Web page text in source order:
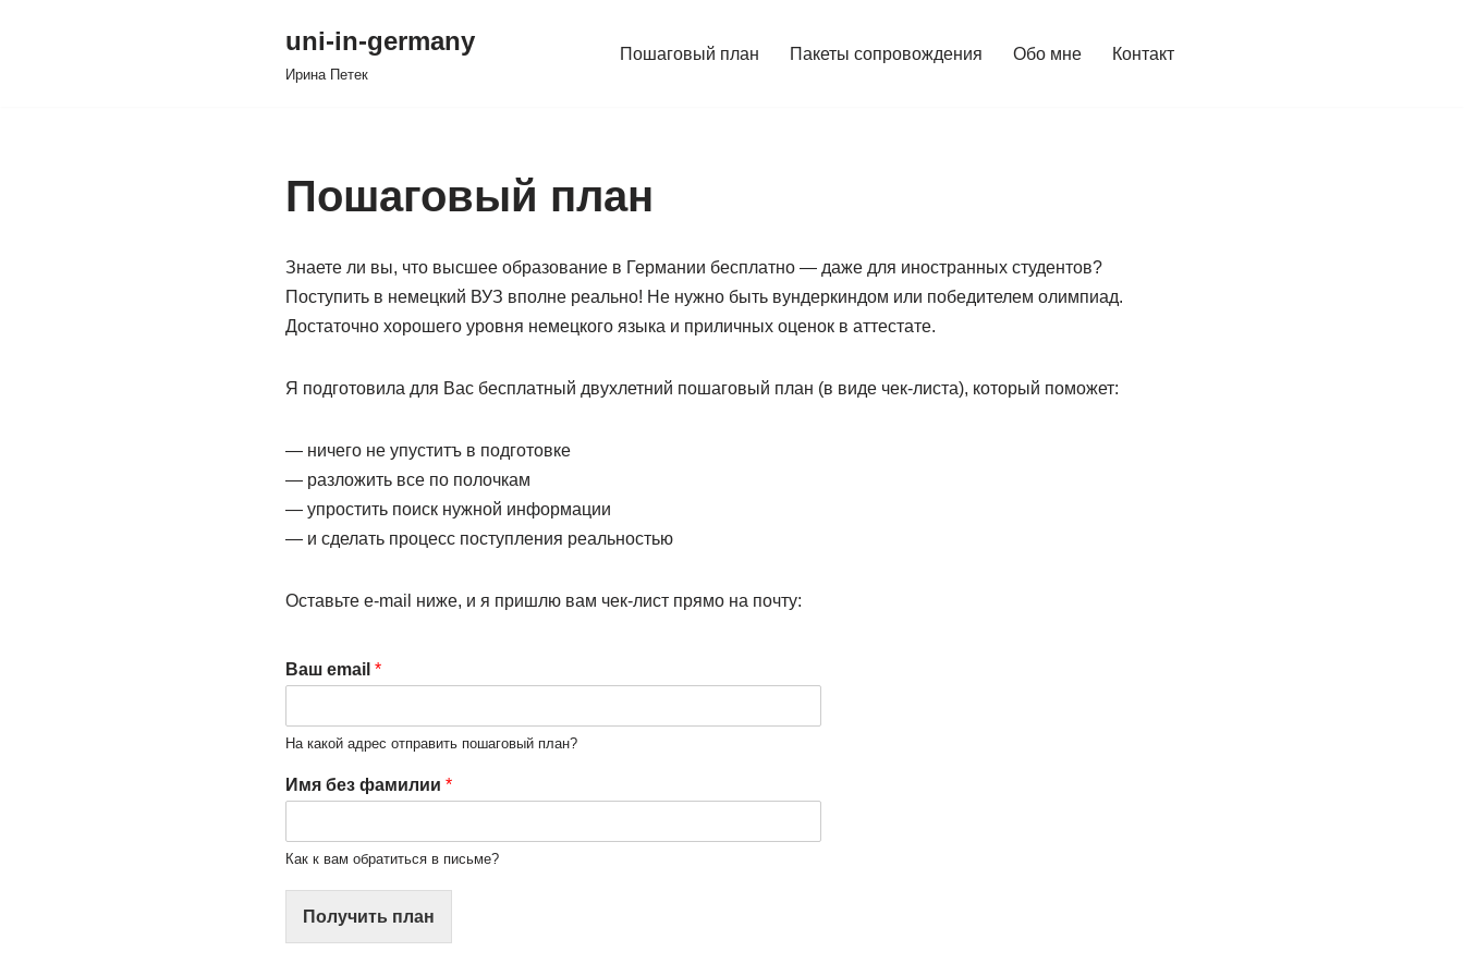
uni-in-germany
Иринa Петек
Пошаговый план Пакеты сопровождения Обо мне Контакт
Пошаговый план
Знаете ли вы, что высшее образование в Германии бесплатно — даже для иностранных студентов?
Поступить в немецкий ВУЗ вполне реально! Не нужно быть вундеркиндом или победителем олимпиад.
Достаточно хорошего уровня немецкого языка и приличных оценок в аттестате.
Я подготовила для Вас бесплатный двухлетний пошаговый план (в виде чек-листа), который поможет:
— ничего не упуститъ в подготовке
— разложить все по полочкам
— упростить поиск нужной информации
— и сделать процесс поступления реальностью
Оставьте e-mail ниже, и я пришлю вам чек-лист прямо на почту:
Ваш email *
На какой адрес отправить пошаговый план?
Имя без фамилии *
Как к вам обратиться в письме?
Получить план